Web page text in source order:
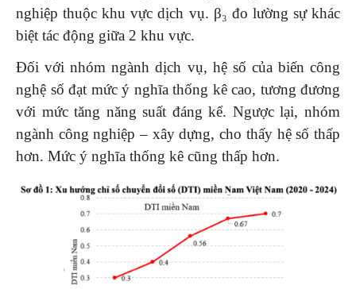
nghiệp thuộc khu vực dịch vụ. β₃ đo lường sự khác
biệt tác động giữa 2 khu vực.
Đối với nhóm ngành dịch vụ, hệ số của biến công
nghệ số đạt mức ý nghĩa thống kê cao, tương đương
với mức tăng năng suất đáng kể. Ngược lại, nhóm
ngành công nghiệp – xây dựng, cho thấy hệ số thấp
hơn. Mức ý nghĩa thống kê cũng thấp hơn.